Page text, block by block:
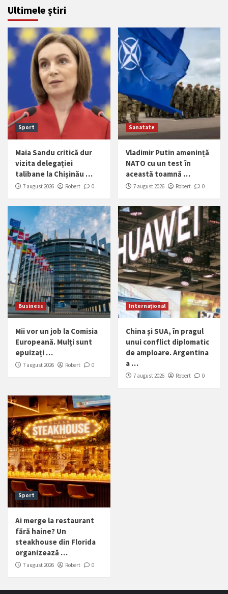
Ultimele știri
Sport
Maia Sandu critică dur
vizita delegației
talibane la Chișinău …
7 august 2026 Robert 0
Sanatate
Vladimir Putin amenință
NATO cu un test în
această toamnă …
7 august 2026 Robert 0
Business
Mii vor un job la Comisia
Europeană. Mulți sunt
epuizați …
7 august 2026 Robert 0
Internațional
China și SUA, în pragul
unui conflict diplomatic
de amploare. Argentina
a …
7 august 2026 Robert 0
Sport
Ai merge la restaurant
fără haine? Un
steakhouse din Florida
organizează …
7 august 2026 Robert 0